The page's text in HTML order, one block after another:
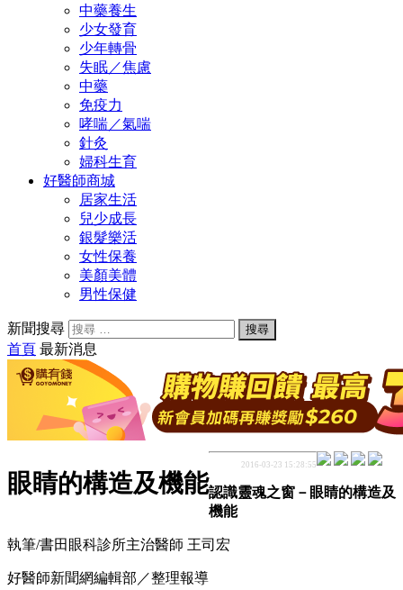
中藥養生
少女發育
少年轉骨
失眠／焦慮
中藥
免疫力
哮喘／氣喘
針灸
婦科生育
好醫師商城
居家生活
兒少成長
銀髮樂活
女性保養
美顏美體
男性保健
新聞搜尋
首頁 最新消息
眼睛的構造及機能
2016-03-23 15:28:55
認識靈魂之窗－眼睛的構造及
機能
執筆/書田眼科診所主治醫師 王司宏
好醫師新聞網編輯部／整理報導